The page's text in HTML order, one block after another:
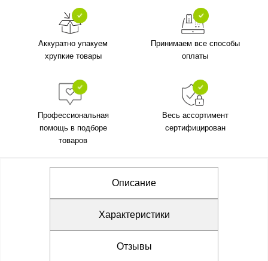
Аккуратно упакуем
хрупкие товары
Принимаем все способы
оплаты
Профессиональная
помощь в подборе
товаров
Весь ассортимент
сертифицирован
Описание
Характеристики
Отзывы